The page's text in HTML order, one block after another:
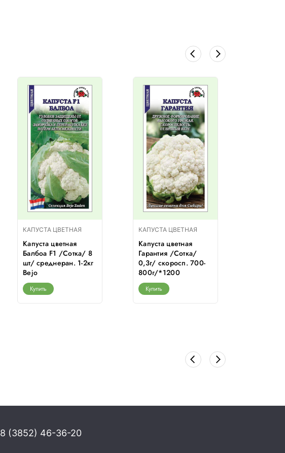
КАПУСТА ЦВЕТНАЯ
Капуста цветная
Балбоа F1 /Сотка/ 8
шт/ среднеран. 1-2кг
Bejo
Купить
КАПУСТА ЦВЕТНАЯ
Капуста цветная
Гарантия /Сотка/
0,3г/ скоросп. 700-
800г/*1200
Купить
8 (3852) 46-36-20